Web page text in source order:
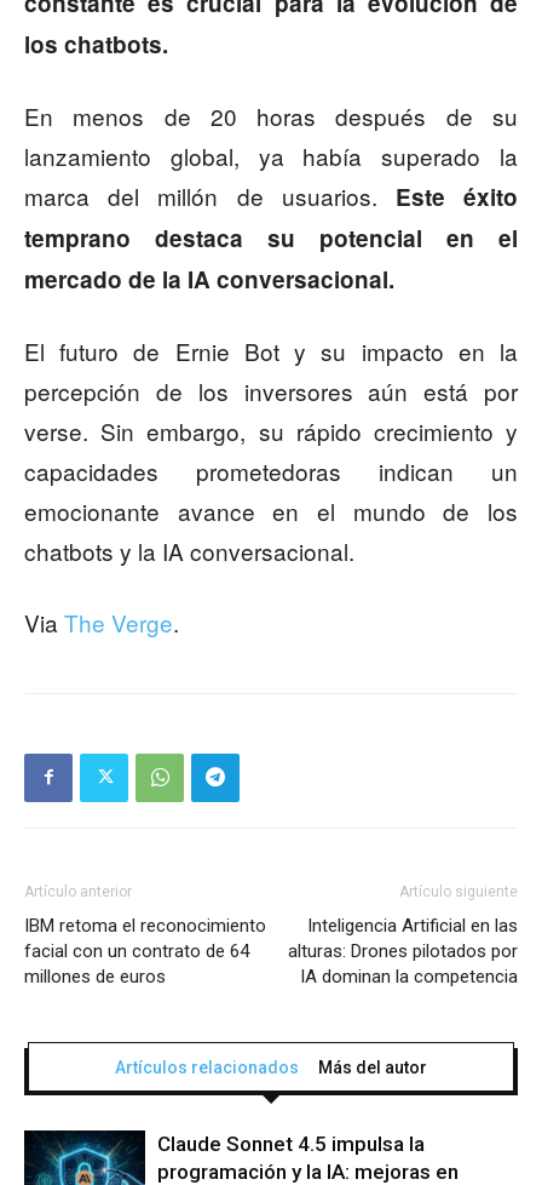
los chatbots.
En menos de 20 horas después de su
lanzamiento global, ya había superado la
marca del millón de usuarios. Este éxito
temprano destaca su potencial en el
mercado de la IA conversacional.
El futuro de Ernie Bot y su impacto en la
percepción de los inversores aún está por
verse. Sin embargo, su rápido crecimiento y
capacidades prometedoras indican un
emocionante avance en el mundo de los
chatbots y la IA conversacional.
Via The Verge.
Artículo anterior
IBM retoma el reconocimiento
facial con un contrato de 64
millones de euros
Artículo siguiente
Inteligencia Artificial en las
alturas: Drones pilotados por
IA dominan la competencia
Artículos relacionados Más del autor
Claude Sonnet 4.5 impulsa la
programación y la IA: mejoras en